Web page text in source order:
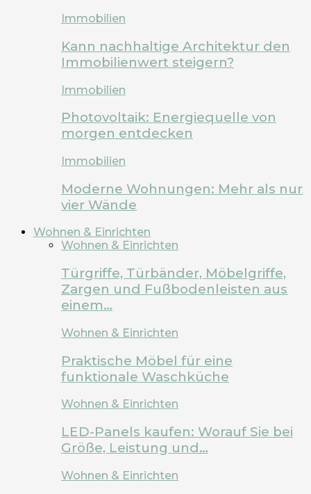
Immobilien
Kann nachhaltige Architektur den
Immobilienwert steigern?
Immobilien
Photovoltaik: Energiequelle von
morgen entdecken
Immobilien
Moderne Wohnungen: Mehr als nur
vier Wände
Wohnen & Einrichten
Wohnen & Einrichten
Türgriffe, Türbänder, Möbelgriffe,
Zargen und Fußbodenleisten aus
einem…
Wohnen & Einrichten
Praktische Möbel für eine
funktionale Waschküche
Wohnen & Einrichten
LED-Panels kaufen: Worauf Sie bei
Größe, Leistung und…
Wohnen & Einrichten